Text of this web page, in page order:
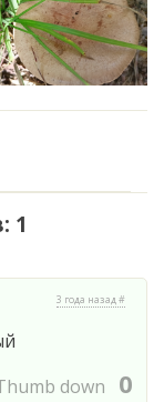
1
3 года назад #
0